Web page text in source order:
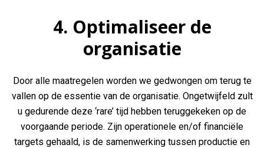
4. Optimaliseer de
organisatie
Door alle maatregelen worden we gedwongen om terug te
vallen op de essentie van de organisatie. Ongetwijfeld zult
u gedurende deze ‘rare’ tijd hebben teruggekeken op de
voorgaande periode. Zijn operationele en/of financiële
targets gehaald, is de samenwerking tussen productie en